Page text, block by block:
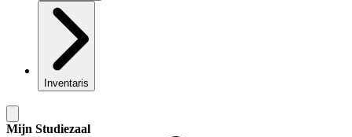
Inventaris
Mijn Studiezaal